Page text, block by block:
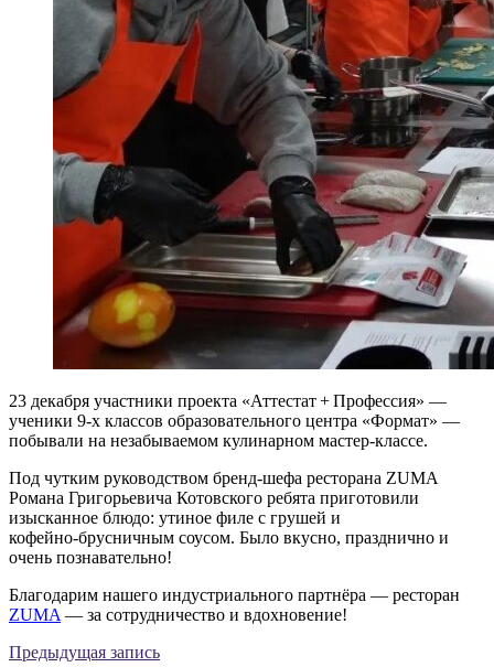
23 декабря участники проекта «Аттестат + Профессия» —
ученики 9‑х классов образовательного центра «Формат» —
побывали на незабываемом кулинарном мастер‑классе.
Под чутким руководством бренд‑шефа ресторана ZUMA
Романа Григорьевича Котовского ребята приготовили
изысканное блюдо: утиное филе с грушей и
кофейно‑брусничным соусом. Было вкусно, празднично и
очень познавательно!
Благодарим нашего индустриального партнёра — ресторан
ZUMA— за сотрудничество и вдохновение!
Предыдущая запись